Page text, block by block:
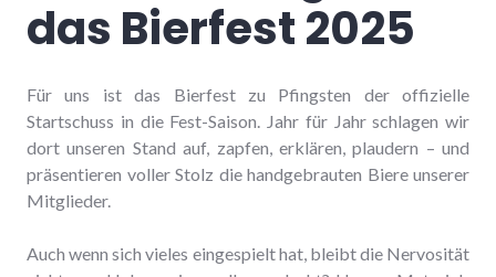
das Bierfest 2025
Für uns ist das Bierfest zu Pfingsten der offizielle
Startschuss in die Fest-Saison. Jahr für Jahr schlagen wir
dort unseren Stand auf, zapfen, erklären, plaudern – und
präsentieren voller Stolz die handgebrauten Biere unserer
Mitglieder.
Auch wenn sich vieles eingespielt hat, bleibt die Nervosität